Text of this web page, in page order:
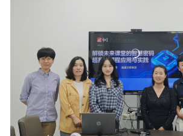
本科教育 研究生教育 继续教育
科研概况 学术动态 科研平台